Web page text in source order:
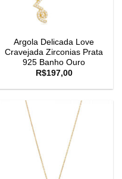
Argola Delicada Love
Cravejada Zirconias Prata
925 Banho Ouro
R$197,00